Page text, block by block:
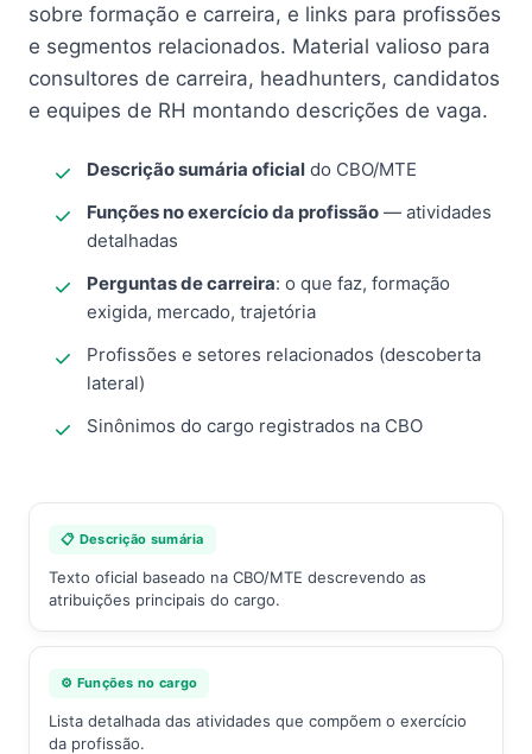
sobre formação e carreira, e links para profissões
e segmentos relacionados. Material valioso para
consultores de carreira, headhunters, candidatos
e equipes de RH montando descrições de vaga.
Descrição sumária oficial do CBO/MTE
Funções no exercício da profissão — atividades
detalhadas
Perguntas de carreira: o que faz, formação
exigida, mercado, trajetória
Profissões e setores relacionados (descoberta
lateral)
Sinônimos do cargo registrados na CBO
📋 Descrição sumária
Texto oficial baseado na CBO/MTE descrevendo as
atribuições principais do cargo.
⚙️ Funções no cargo
Lista detalhada das atividades que compõem o exercício
da profissão.